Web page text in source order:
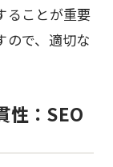
ることが重要
ので、適切な
性：SEO